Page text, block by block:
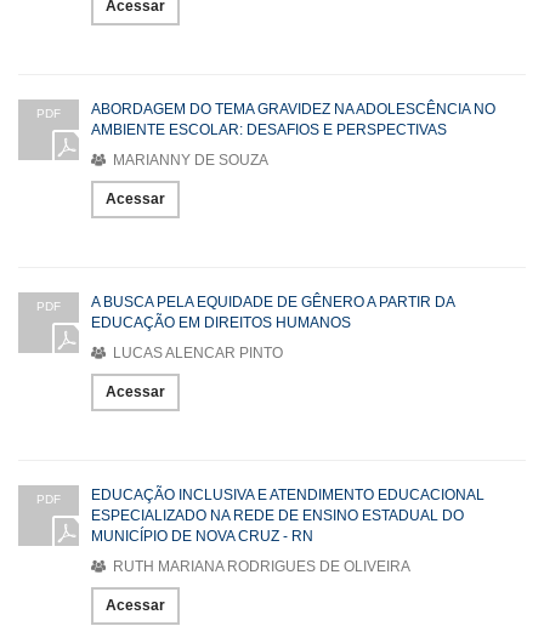
Acessar
PDF
ABORDAGEM DO TEMA GRAVIDEZ NA ADOLESCÊNCIA NO
AMBIENTE ESCOLAR: DESAFIOS E PERSPECTIVAS
MARIANNY DE SOUZA
Acessar
PDF
A BUSCA PELA EQUIDADE DE GÊNERO A PARTIR DA
EDUCAÇÃO EM DIREITOS HUMANOS
LUCAS ALENCAR PINTO
Acessar
PDF
EDUCAÇÃO INCLUSIVA E ATENDIMENTO EDUCACIONAL
ESPECIALIZADO NA REDE DE ENSINO ESTADUAL DO
MUNICÍPIO DE NOVA CRUZ - RN
RUTH MARIANA RODRIGUES DE OLIVEIRA
Acessar